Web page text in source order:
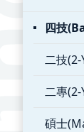
四技
二技
二專
碩士